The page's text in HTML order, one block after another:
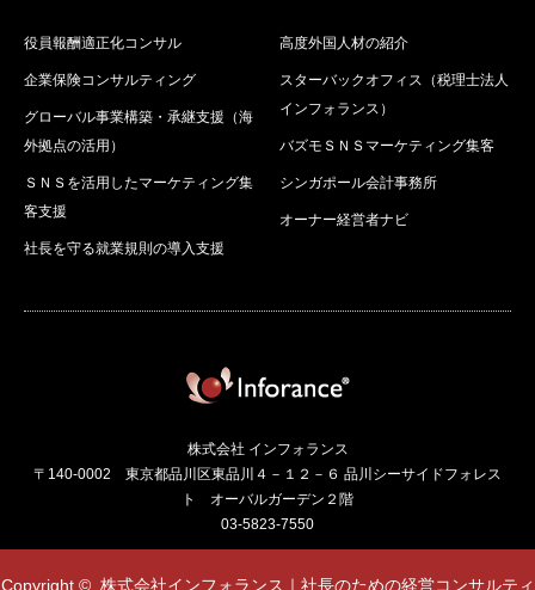
役員報酬適正化コンサル
企業保険コンサルティング
グローバル事業構築・承継支援（海
外拠点の活用）
ＳＮＳを活用したマーケティング集
客支援
社長を守る就業規則の導入支援
高度外国人材の紹介
スターバックオフィス（税理士法人
インフォランス）
バズモＳＮＳマーケティング集客
シンガポール会計事務所
オーナー経営者ナビ
株式会社 インフォランス
〒140-0002 東京都品川区東品川４－１２－６ 品川シーサイドフォレス
ト オーバルガーデン２階
03-5823-7550
Copyright © 株式会社インフォランス｜社長のための経営コンサルティ